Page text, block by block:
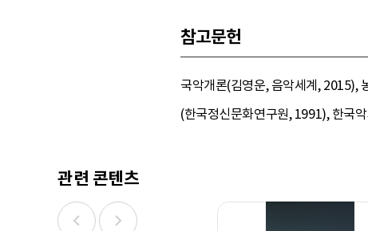
참고문헌
국악개론(김영운, 음악세계, 2015),
(한국정신문화연구원, 1991), 한국
관련 콘텐츠